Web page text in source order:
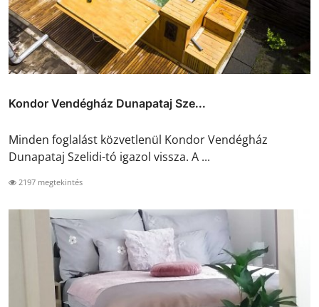
Kondor Vendégház Dunapataj Sze...
Minden foglalást közvetlenül Kondor Vendégház
Dunapataj Szelidi-tó igazol vissza. A ...
2197 megtekintés